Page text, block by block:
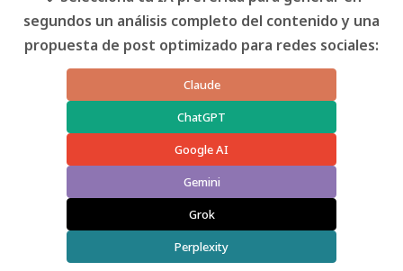
segundos un análisis completo del contenido y una
propuesta de post optimizado para redes sociales:
Claude
ChatGPT
Google AI
Gemini
Grok
Perplexity